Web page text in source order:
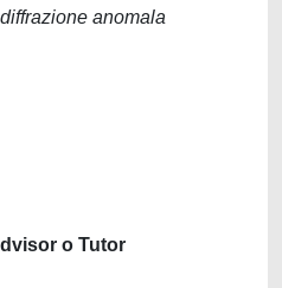
anomala
o Tutor